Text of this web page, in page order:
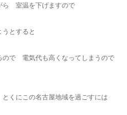
ら 室温を下げますので
とすると
ので 電気代も高くなってしまうので
くにこの名古屋地域を過ごすには